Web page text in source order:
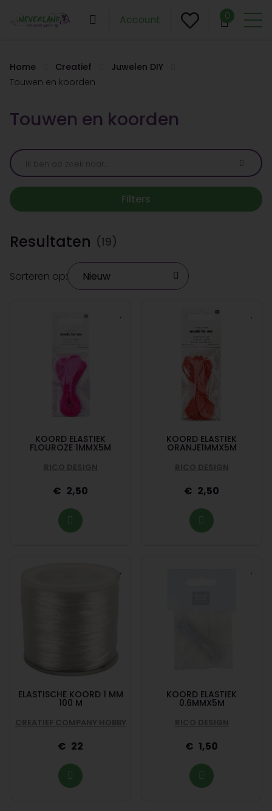
Account 0
Home Creatief
Juwelen DIY
Touwen en koorden
Touwen en koorden
Filters
Resultaten (19)
Sorteren op:
KOORD ELASTIEK
FLOUROZE 1MMX5M
RICO DESIGN
2,50
KOORD ELASTIEK
ORANJE1MMX5M
RICO DESIGN
2,50
ELASTISCHE KOORD 1 MM
100 M
CREATIEF COMPANY HOBBY
22
KOORD ELASTIEK
0.6MMX5M
RICO DESIGN
1,50